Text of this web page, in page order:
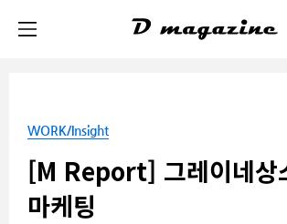
WORK/Insight
[M Report] 그레이네상
마케팅